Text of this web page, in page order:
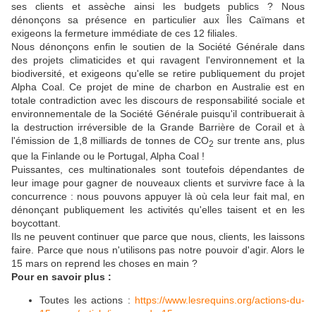
ses clients et assèche ainsi les budgets publics ? Nous
dénonçons sa présence en particulier aux Îles Caïmans et
exigeons la fermeture immédiate de ces 12 filiales.
Nous dénonçons enfin le soutien de la Société Générale dans
des projets climaticides et qui ravagent l'environnement et la
biodiversité, et exigeons qu'elle se retire publiquement du projet
Alpha Coal. Ce projet de mine de charbon en Australie est en
totale contradiction avec les discours de responsabilité sociale et
environnementale de la Société Générale puisqu'il contribuerait à
la destruction irréversible de la Grande Barrière de Corail et à
l'émission de 1,8 milliards de tonnes de CO2 sur trente ans, plus
que la Finlande ou le Portugal, Alpha Coal !
Puissantes, ces multinationales sont toutefois dépendantes de
leur image pour gagner de nouveaux clients et survivre face à la
concurrence : nous pouvons appuyer là où cela leur fait mal, en
dénonçant publiquement les activités qu'elles taisent et en les
boycottant.
Ils ne peuvent continuer que parce que nous, clients, les laissons
faire. Parce que nous n'utilisons pas notre pouvoir d'agir. Alors le
15 mars on reprend les choses en main ?
Pour en savoir plus :
Toutes les actions : https://www.lesrequins.org/actions-du-